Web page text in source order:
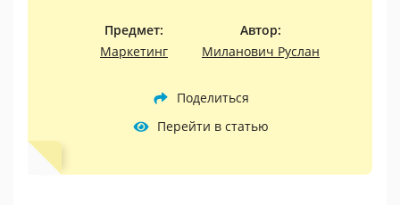
Предмет:
Маркетинг
Автор:
Миланович Руслан
Поделиться
Перейти в статью